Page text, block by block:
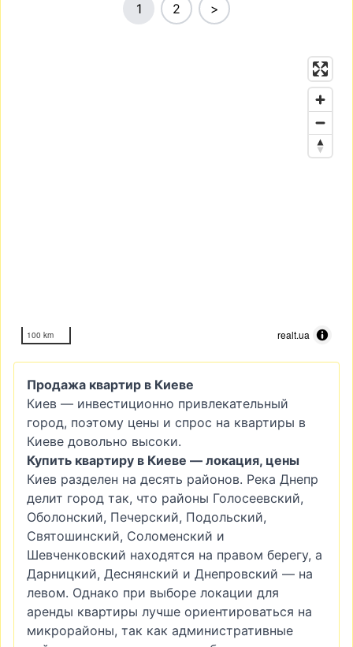
1 2 >
100 km realt.ua
Продажа квартир в Киеве
Киев — инвестиционно привлекательный
город, поэтому цены и спрос на квартиры в
Киеве довольно высоки.
Купить квартиру в Киеве — локация, цены
Киев разделен на десять районов. Река Днепр
делит город так, что районы Голосеевский,
Оболонский, Печерский, Подольский,
Святошинский, Соломенский и
Шевченковский находятся на правом берегу, а
Дарницкий, Деснянский и Днепровский — на
левом. Однако при выборе локации для
аренды квартиры лучше ориентироваться на
микрорайоны, так как административные